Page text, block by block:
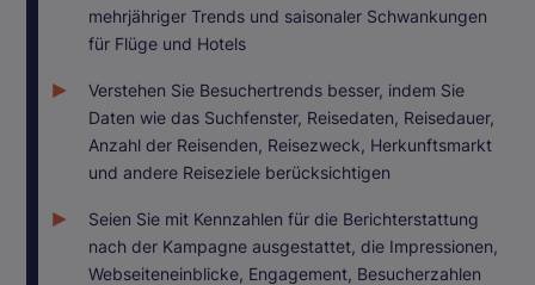
mehrjähriger Trends und saisonaler Schwankungen
für Flüge und Hotels
Verstehen Sie Besuchertrends besser, indem Sie
Daten wie das Suchfenster, Reisedaten, Reisedauer,
Anzahl der Reisenden, Reisezweck, Herkunftsmarkt
und andere Reiseziele berücksichtigen
Seien Sie mit Kennzahlen für die Berichterstattung
nach der Kampagne ausgestattet, die Impressionen,
Webseiteneinblicke, Engagement, Besucherzahlen